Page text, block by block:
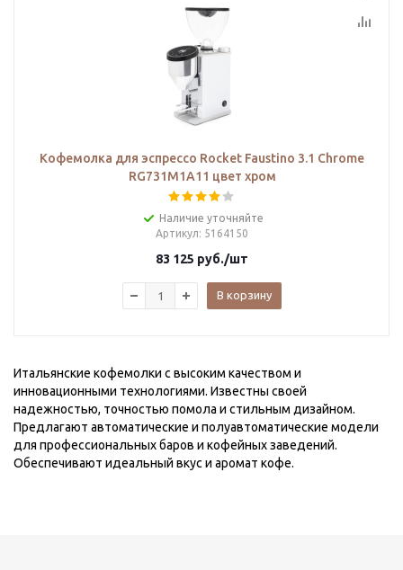
Кофемолка для эспрессо Rocket Faustino 3.1 Chrome
RG731M1A11 цвет хром
Наличие уточняйте
Артикул: 5164150
83 125 руб./шт
В корзину
Итальянские кофемолки с высоким качеством и
инновационными технологиями. Известны своей
надежностью, точностью помола и стильным дизайном.
Предлагают автоматические и полуавтоматические модели
для профессиональных баров и кофейных заведений.
Обеспечивают идеальный вкус и аромат кофе.